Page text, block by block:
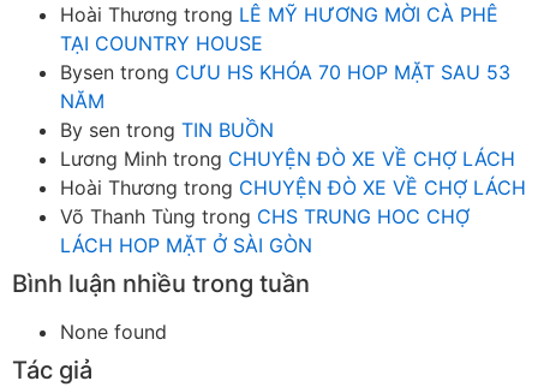
Hoài Thương trong LÊ MỸ HƯƠNG MỜI CÀ PHÊ
TẠI COUNTRY HOUSE
Bysen trong CƯU HS KHÓA 70 HOP MẶT SAU 53
NĂM
By sen trong TIN BUỒN
Lương Minh trong CHUYỆN ĐÒ XE VỀ CHỢ LÁCH
Hoài Thương trong CHUYỆN ĐÒ XE VỀ CHỢ LÁCH
Võ Thanh Tùng trong CHS TRUNG HOC CHỢ
LÁCH HOP MẶT Ở SÀI GÒN
Bình luận nhiều trong tuần
None found
Tác giả